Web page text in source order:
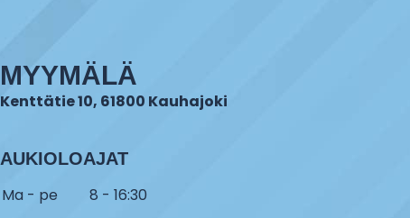
MYYMÄLÄ
Kenttätie 10, 61800 Kauhajoki
AUKIOLOAJAT
Ma - pe 8 - 16:30